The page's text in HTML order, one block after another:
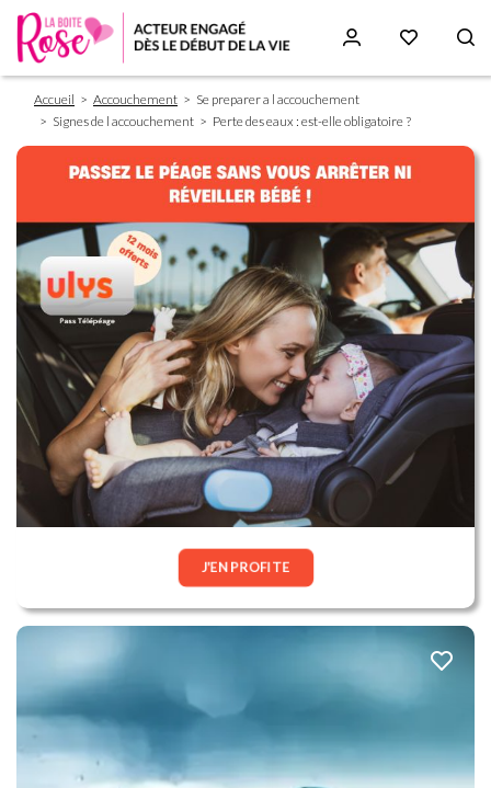
principal
Fil
d'Ariane
Accueil Accouchement
Se preparer a l accouchement
Signes de l accouchement
Perte des eaux : est-elle obligatoire ?
J'EN PROFITE